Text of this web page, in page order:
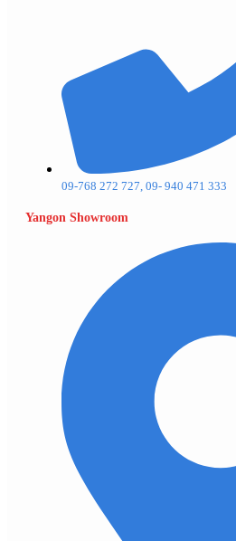
09-768 272 727, 09- 940 471 333
Yangon Showroom